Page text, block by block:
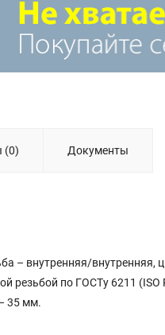
(0) Документы
– внутренняя/внутренняя,
резьбой по ГОСТу 6211
35 мм.